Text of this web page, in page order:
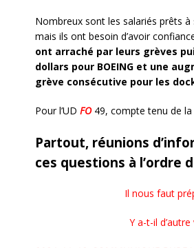
Nombreux sont les salariés prêts
mais ils ont besoin d’avoir
ont arraché par leurs grèves
dollars pour BOEING et une
grève consécutive pour les
Pour l’UD FO 49, compte tenu de
Partout, réunions
ces questions à l’ordre
Il nous faut
Y a-t-il